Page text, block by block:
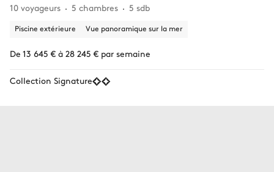
10 voyageurs
5 chambres 5 sdb
Piscine extérieure Vue panoramique sur la mer
De 13 645 € à 28 245 € par semaine
Collection Signature